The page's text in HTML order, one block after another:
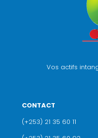
Vos actifs
CONTACT
(+253) 21 35 60 11